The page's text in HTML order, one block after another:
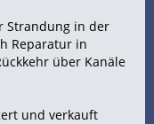
Strandung in der
Reparatur in
über Kanäle
und verkauft